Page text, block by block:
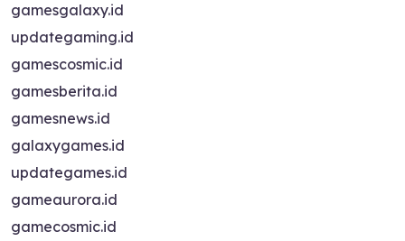
gamesgalaxy.id
updategaming.id
gamescosmic.id
gamesberita.id
gamesnews.id
galaxygames.id
updategames.id
gameaurora.id
gamecosmic.id